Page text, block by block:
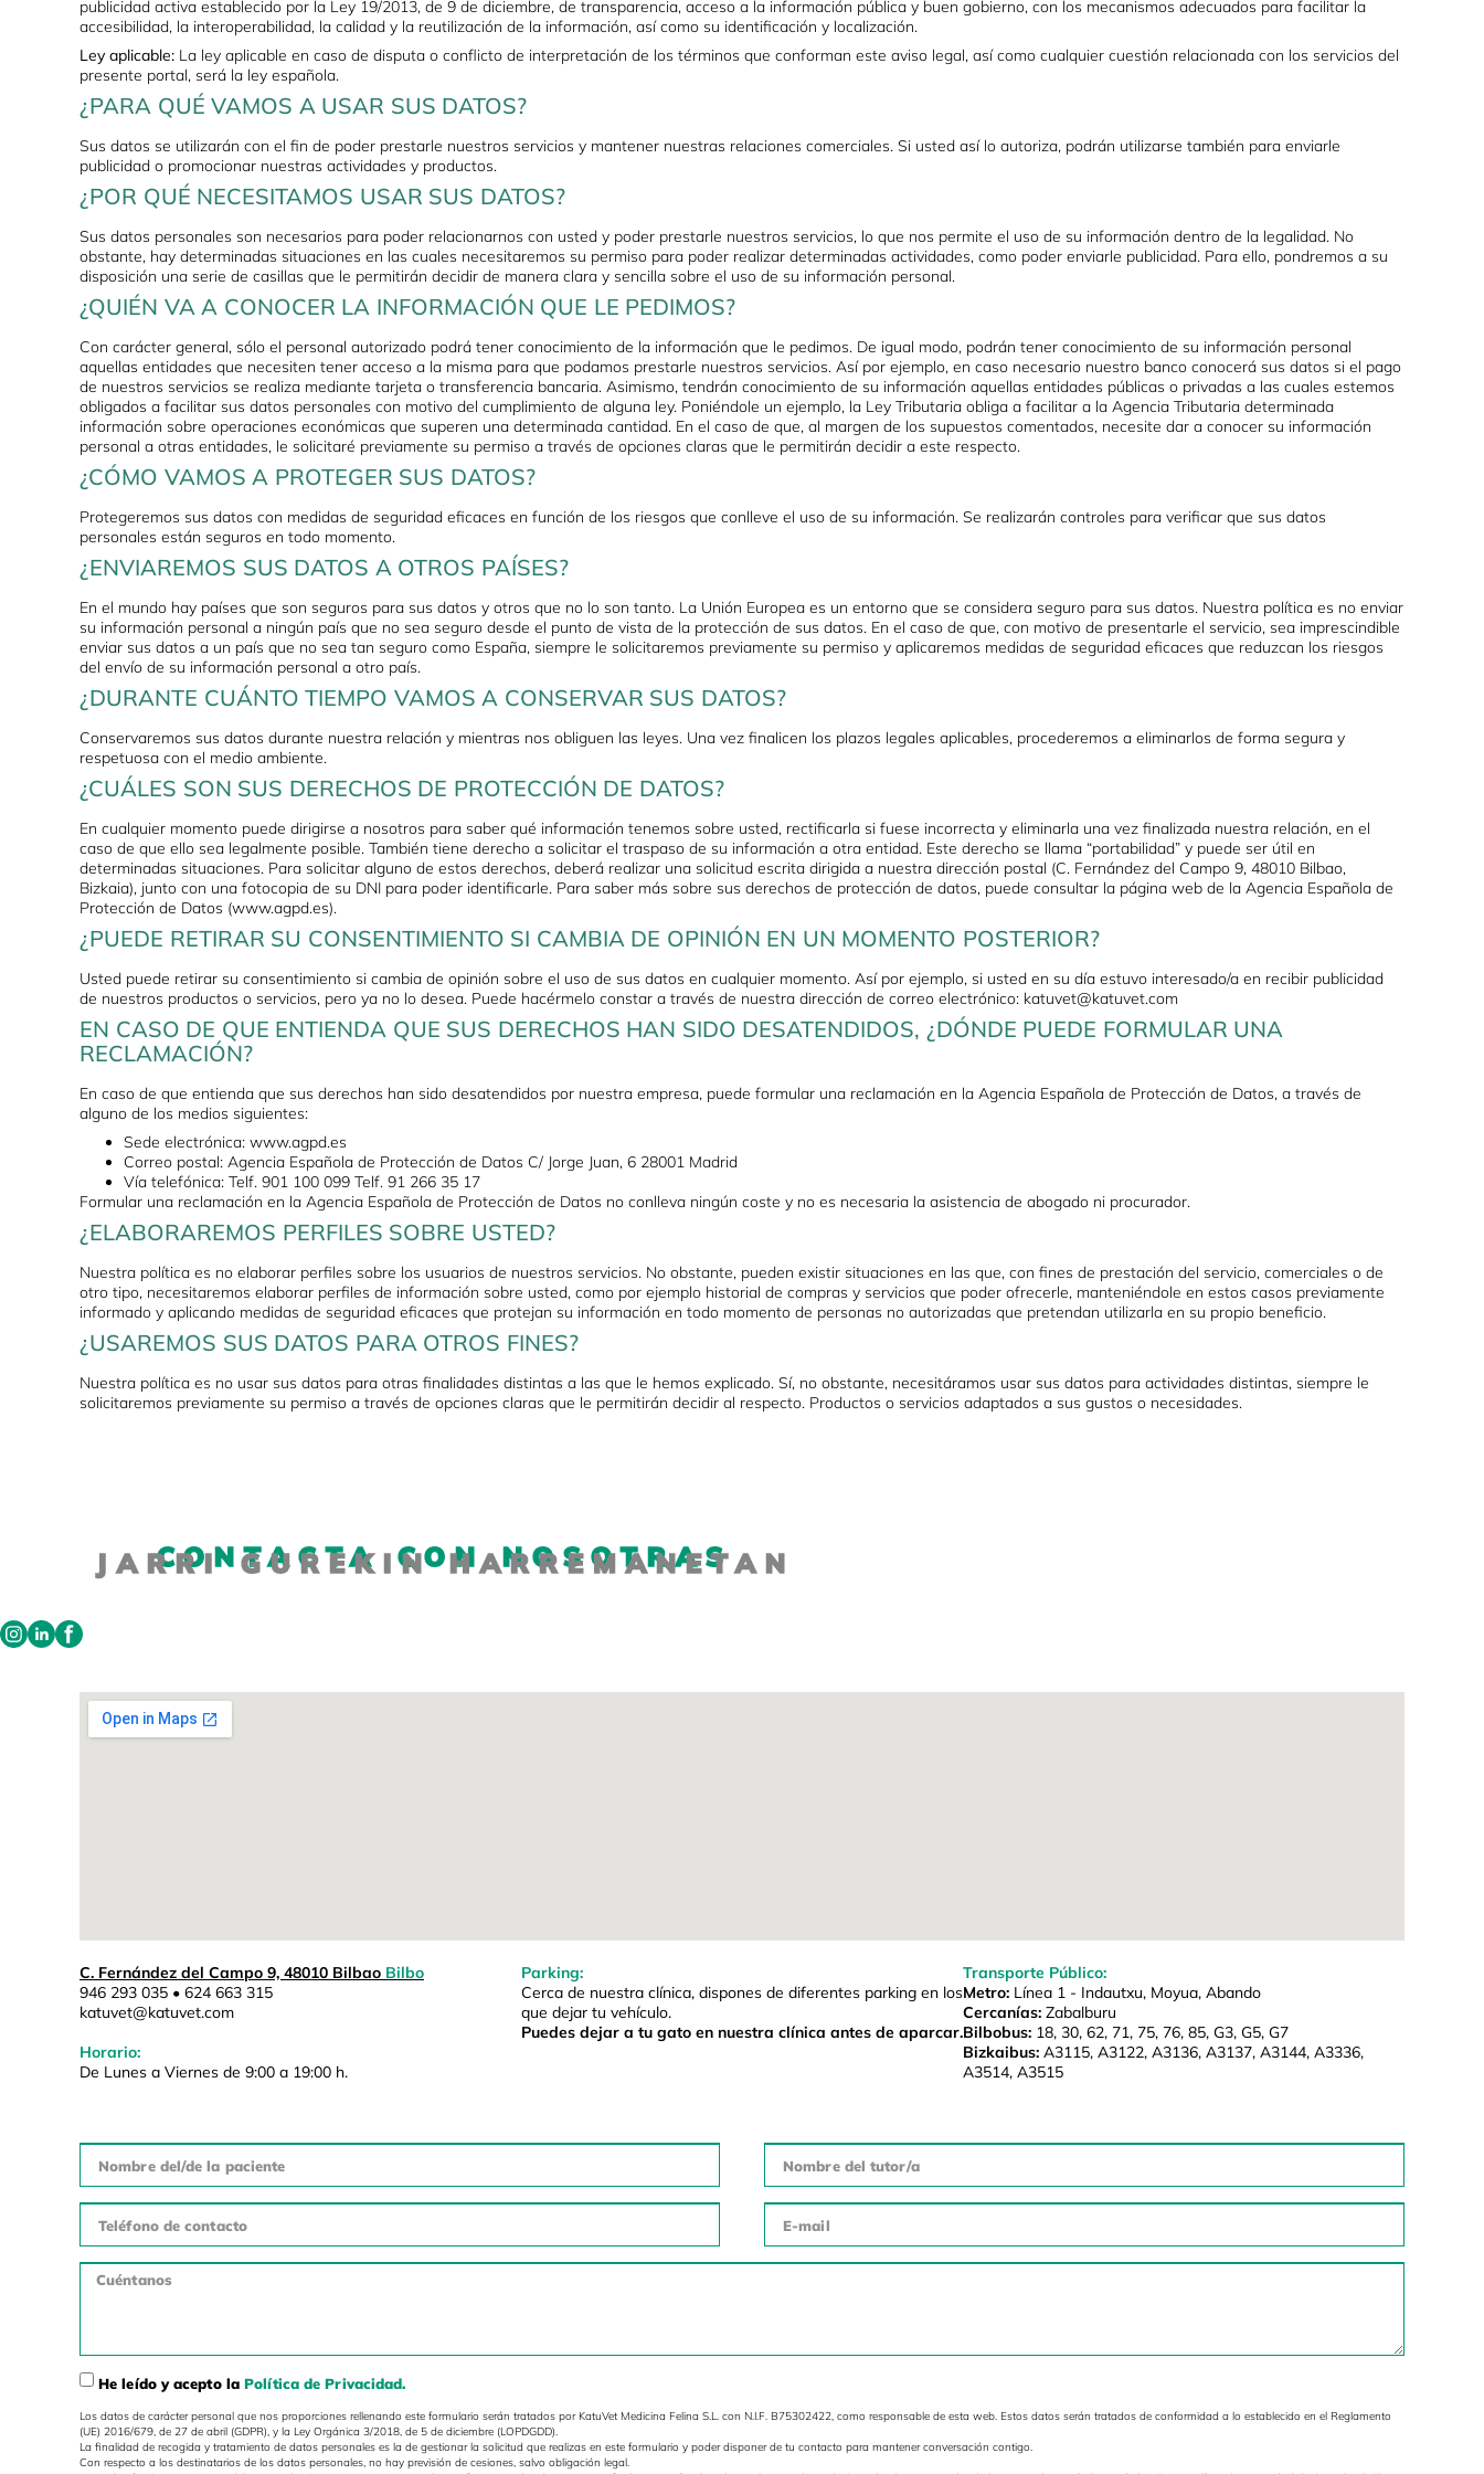
publicidad activa establecido por la Ley 19/2013, de 9 de diciembre, de transparencia, acceso a la información pública y buen gobierno, con los mecanismos adecuados para facilitar la
accesibilidad, la interoperabilidad, la calidad y la reutilización de la información, así como su identificación y localización.
Ley aplicable: La ley aplicable en caso de disputa o conflicto de interpretación de los términos que conforman este aviso legal, así como cualquier cuestión relacionada con los servicios del
presente portal, será la ley española.
¿PARA QUÉ VAMOS A USAR SUS DATOS?
Sus datos se utilizarán con el fin de poder prestarle nuestros servicios y mantener nuestras relaciones comerciales. Si usted así lo autoriza, podrán utilizarse también para enviarle
publicidad o promocionar nuestras actividades y productos.
¿POR QUÉ NECESITAMOS USAR SUS DATOS?
Sus datos personales son necesarios para poder relacionarnos con usted y poder prestarle nuestros servicios, lo que nos permite el uso de su información dentro de la legalidad. No
obstante, hay determinadas situaciones en las cuales necesitaremos su permiso para poder realizar determinadas actividades, como poder enviarle publicidad. Para ello, pondremos a su
disposición una serie de casillas que le permitirán decidir de manera clara y sencilla sobre el uso de su información personal.
¿QUIÉN VA A CONOCER LA INFORMACIÓN QUE LE PEDIMOS?
Con carácter general, sólo el personal autorizado podrá tener conocimiento de la información que le pedimos. De igual modo, podrán tener conocimiento de su información personal
aquellas entidades que necesiten tener acceso a la misma para que podamos prestarle nuestros servicios. Así por ejemplo, en caso necesario nuestro banco conocerá sus datos si el pago
de nuestros servicios se realiza mediante tarjeta o transferencia bancaria. Asimismo, tendrán conocimiento de su información aquellas entidades públicas o privadas a las cuales estemos
obligados a facilitar sus datos personales con motivo del cumplimiento de alguna ley. Poniéndole un ejemplo, la Ley Tributaria obliga a facilitar a la Agencia Tributaria determinada
información sobre operaciones económicas que superen una determinada cantidad. En el caso de que, al margen de los supuestos comentados, necesite dar a conocer su información
personal a otras entidades, le solicitaré previamente su permiso a través de opciones claras que le permitirán decidir a este respecto.
¿CÓMO VAMOS A PROTEGER SUS DATOS?
Protegeremos sus datos con medidas de seguridad eficaces en función de los riesgos que conlleve el uso de su información. Se realizarán controles para verificar que sus datos
personales están seguros en todo momento.
¿ENVIAREMOS SUS DATOS A OTROS PAÍSES?
En el mundo hay países que son seguros para sus datos y otros que no lo son tanto. La Unión Europea es un entorno que se considera seguro para sus datos. Nuestra política es no enviar
su información personal a ningún país que no sea seguro desde el punto de vista de la protección de sus datos. En el caso de que, con motivo de presentarle el servicio, sea imprescindible
enviar sus datos a un país que no sea tan seguro como España, siempre le solicitaremos previamente su permiso y aplicaremos medidas de seguridad eficaces que reduzcan los riesgos
del envío de su información personal a otro país.
¿DURANTE CUÁNTO TIEMPO VAMOS A CONSERVAR SUS DATOS?
Conservaremos sus datos durante nuestra relación y mientras nos obliguen las leyes. Una vez finalicen los plazos legales aplicables, procederemos a eliminarlos de forma segura y
respetuosa con el medio ambiente.
¿CUÁLES SON SUS DERECHOS DE PROTECCIÓN DE DATOS?
En cualquier momento puede dirigirse a nosotros para saber qué información tenemos sobre usted, rectificarla si fuese incorrecta y eliminarla una vez finalizada nuestra relación, en el
caso de que ello sea legalmente posible. También tiene derecho a solicitar el traspaso de su información a otra entidad. Este derecho se llama “portabilidad” y puede ser útil en
determinadas situaciones. Para solicitar alguno de estos derechos, deberá realizar una solicitud escrita dirigida a nuestra dirección postal (C. Fernández del Campo 9, 48010 Bilbao,
Bizkaia), junto con una fotocopia de su DNI para poder identificarle. Para saber más sobre sus derechos de protección de datos, puede consultar la página web de la Agencia Española de
Protección de Datos (www.agpd.es).
¿PUEDE RETIRAR SU CONSENTIMIENTO SI CAMBIA DE OPINIÓN EN UN MOMENTO POSTERIOR?
Usted puede retirar su consentimiento si cambia de opinión sobre el uso de sus datos en cualquier momento. Así por ejemplo, si usted en su día estuvo interesado/a en recibir publicidad
de nuestros productos o servicios, pero ya no lo desea. Puede hacérmelo constar a través de nuestra dirección de correo electrónico: katuvet@katuvet.com
EN CASO DE QUE ENTIENDA QUE SUS DERECHOS HAN SIDO DESATENDIDOS, ¿DÓNDE PUEDE FORMULAR UNA
RECLAMACIÓN?
En caso de que entienda que sus derechos han sido desatendidos por nuestra empresa, puede formular una reclamación en la Agencia Española de Protección de Datos, a través de
alguno de los medios siguientes:
Sede electrónica: www.agpd.es
Correo postal: Agencia Española de Protección de Datos C/ Jorge Juan, 6 28001 Madrid
Vía telefónica: Telf. 901 100 099 Telf. 91 266 35 17
Formular una reclamación en la Agencia Española de Protección de Datos no conlleva ningún coste y no es necesaria la asistencia de abogado ni procurador.
¿ELABORAREMOS PERFILES SOBRE USTED?
Nuestra política es no elaborar perfiles sobre los usuarios de nuestros servicios. No obstante, pueden existir situaciones en las que, con fines de prestación del servicio, comerciales o de
otro tipo, necesitaremos elaborar perfiles de información sobre usted, como por ejemplo historial de compras y servicios que poder ofrecerle, manteniéndole en estos casos previamente
informado y aplicando medidas de seguridad eficaces que protejan su información en todo momento de personas no autorizadas que pretendan utilizarla en su propio beneficio.
¿USAREMOS SUS DATOS PARA OTROS FINES?
Nuestra política es no usar sus datos para otras finalidades distintas a las que le hemos explicado. Sí, no obstante, necesitáramos usar sus datos para actividades distintas, siempre le
solicitaremos previamente su permiso a través de opciones claras que le permitirán decidir al respecto. Productos o servicios adaptados a sus gustos o necesidades.
CONTACTA CON NOSOTRAS
JARRI GUREKIN HARREMANETAN
C. Fernández del Campo 9, 48010 Bilbao Bilbo
946 293 035 • 624 663 315
katuvet@katuvet.com
Horario:
De Lunes a Viernes de 9:00 a 19:00 h.
Parking:
Cerca de nuestra clínica, dispones de diferentes parking en los
que dejar tu vehículo.
Puedes dejar a tu gato en nuestra clínica antes de aparcar.
Transporte Público:
Metro:Línea 1 - Indautxu, Moyua, Abando
Cercanías:Zabalburu
Bilbobus:18, 30, 62, 71, 75, 76, 85, G3, G5, G7
Bizkaibus:A3115, A3122, A3136, A3137, A3144, A3336,
A3514, A3515
He leído y acepto laPolítica de Privacidad.
Los datos de carácter personal que nos proporciones rellenando este formulario serán tratados por KatuVet Medicina Felina S.L. con N.I.F. B75302422, como responsable de esta web. Estos datos serán tratados de conformidad a lo establecido en el Reglamento
(UE) 2016/679, de 27 de abril (GDPR), y la Ley Orgánica 3/2018, de 5 de diciembre (LOPDGDD).
La finalidad de recogida y tratamiento de datos personales es la de gestionar la solicitud que realizas en este formulario y poder disponer de tu contacto para mantener conversación contigo.
Con respecto a los destinatarios de los datos personales, no hay previsión de cesiones, salvo obligación legal.